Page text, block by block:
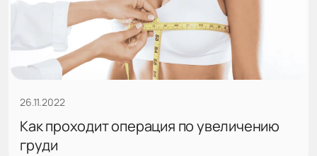
26.11.2022
Как проходит операция по увеличению
груди